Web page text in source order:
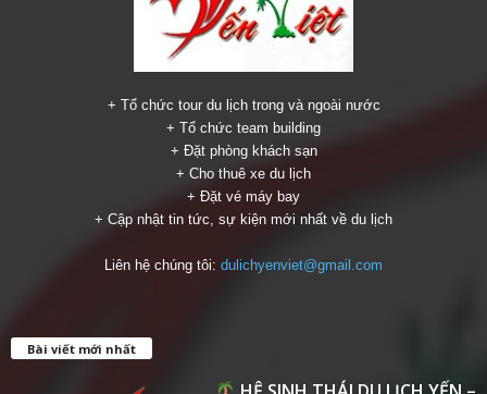
+ Tổ chức tour du lịch trong và ngoài nước
+ Tổ chức team building
+ Đặt phòng khách sạn
+ Cho thuê xe du lịch
+ Đặt vé máy bay
+ Cập nhật tin tức, sự kiện mới nhất về du lịch
Liên hệ chúng tôi: dulichyenviet@gmail.com
Bài viết mới nhất